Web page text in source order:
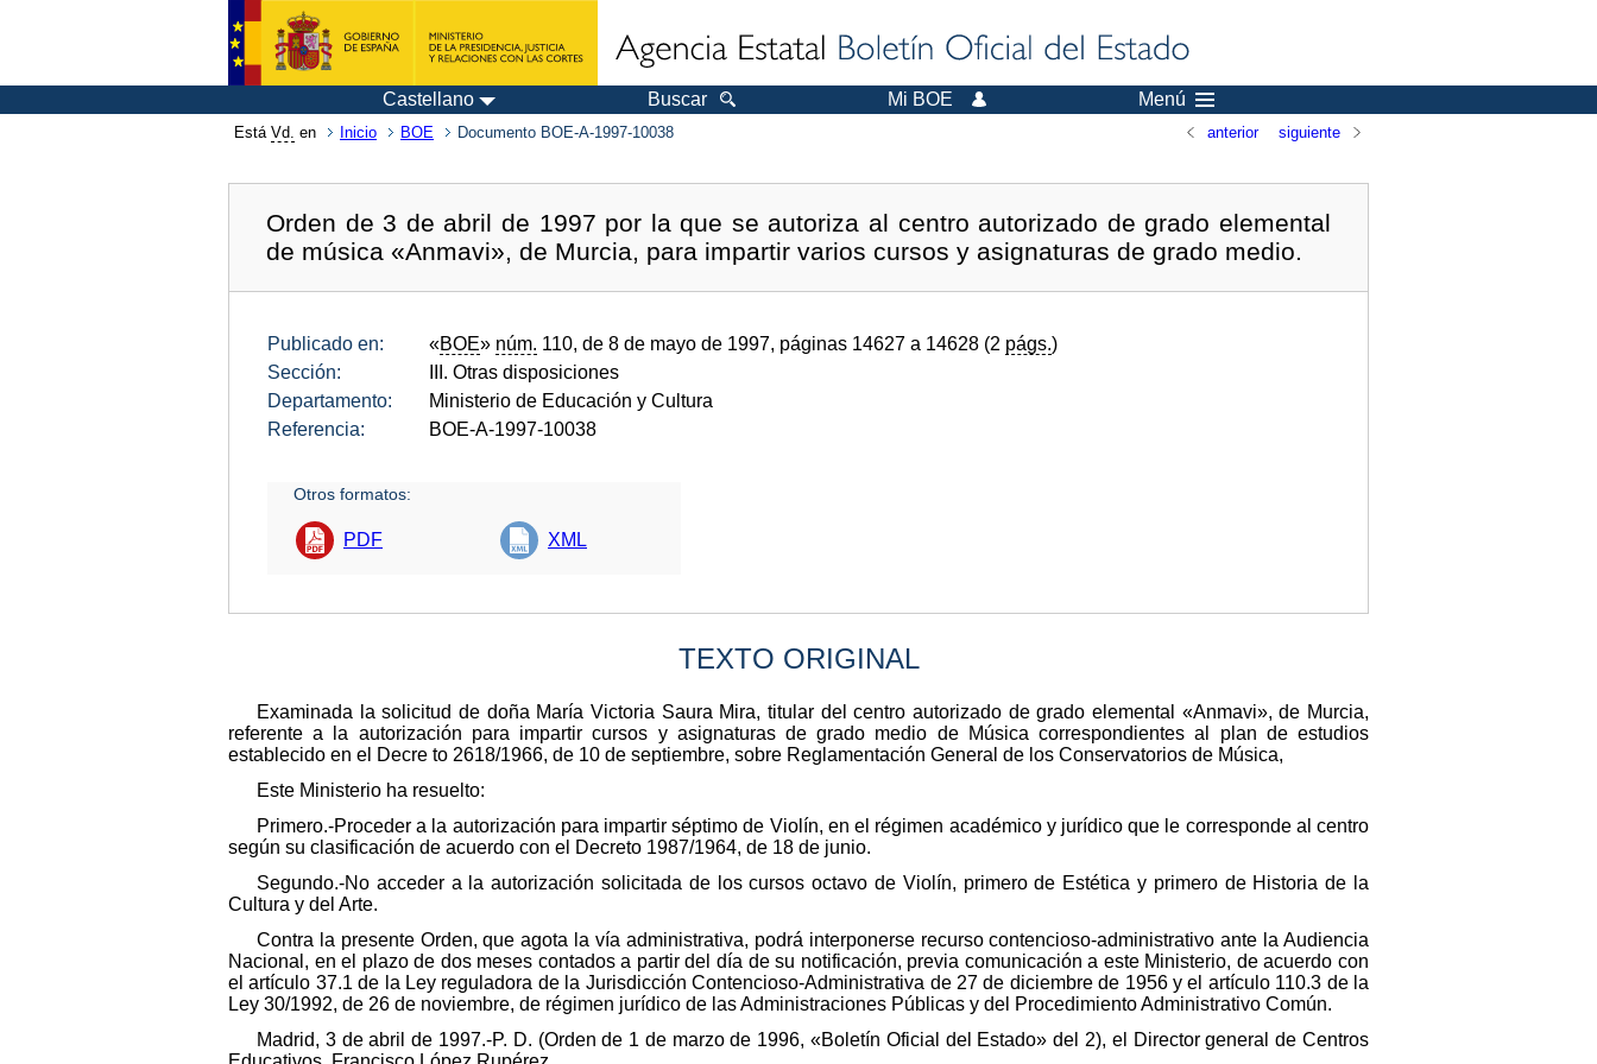
Castellano Buscar Mi BOE Menú
Está Vd. en Inicio BOE Documento BOE-A-1997-10038 anterior siguiente
Orden de 3 de abril de 1997 por la que se autoriza al centro autorizado de grado elemental
de música «Anmavi», de Murcia, para impartir varios cursos y asignaturas de grado medio.
Publicado en: «BOE» núm. 110, de 8 de mayo de 1997, páginas 14627 a 14628 (2 págs.)
Sección:
III. Otras disposiciones
Departamento:
Ministerio de Educación y Cultura
Referencia:
BOE-A-1997-10038
Otros formatos:
PDF XML
TEXTO ORIGINAL
Examinada la solicitud de doña María Victoria Saura Mira, titular del centro autorizado de grado elemental «Anmavi», de Murcia,
referente a la autorización para impartir cursos y asignaturas de grado medio de Música correspondientes al plan de estudios
establecido en el Decre to 2618/1966, de 10 de septiembre, sobre Reglamentación General de los Conservatorios de Música,
Este Ministerio ha resuelto:
Primero.-Proceder a la autorización para impartir séptimo de Violín, en el régimen académico y jurídico que le corresponde al centro
según su clasificación de acuerdo con el Decreto 1987/1964, de 18 de junio.
Segundo.-No acceder a la autorización solicitada de los cursos octavo de Violín, primero de Estética y primero de Historia de la
Cultura y del Arte.
Contra la presente Orden, que agota la vía administrativa, podrá interponerse recurso contencioso-administrativo ante la Audiencia
Nacional, en el plazo de dos meses contados a partir del día de su notificación, previa comunicación a este Ministerio, de acuerdo con
el artículo 37.1 de la Ley reguladora de la Jurisdicción Contencioso-Administrativa de 27 de diciembre de 1956 y el artículo 110.3 de la
Ley 30/1992, de 26 de noviembre, de régimen jurídico de las Administraciones Públicas y del Procedimiento Administrativo Común.
Madrid, 3 de abril de 1997.-P. D. (Orden de 1 de marzo de 1996, «Boletín Oficial del Estado» del 2), el Director general de Centros